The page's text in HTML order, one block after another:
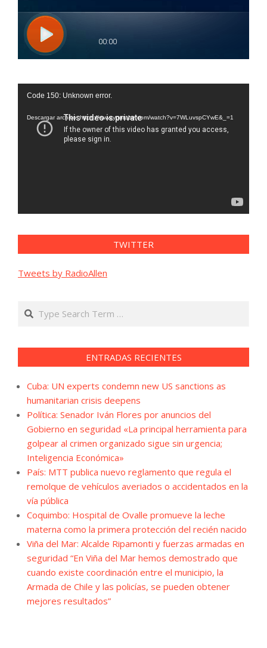
Reproductor
vídeo
Code 150: Unknown error.
Descargar archivo: https://www.youtube.com/watch?v=7WLuvspCYwE&_=1
TWITTER
Tweets by RadioAllen
Search
ENTRADAS RECIENTES
Cuba: UN experts condemn new US sanctions as
humanitarian crisis deepens
Política: Senador Iván Flores por anuncios del
Gobierno en seguridad «La principal herramienta para
golpear al crimen organizado sigue sin urgencia;
Inteligencia Económica»
País: MTT publica nuevo reglamento que regula el
remolque de vehículos averiados o accidentados en la
vía pública
Coquimbo: Hospital de Ovalle promueve la leche
materna como la primera protección del recién nacido
Viña del Mar: Alcalde Ripamonti y fuerzas armadas en
seguridad “En Viña del Mar hemos demostrado que
cuando existe coordinación entre el municipio, la
Armada de Chile y las policías, se pueden obtener
mejores resultados”